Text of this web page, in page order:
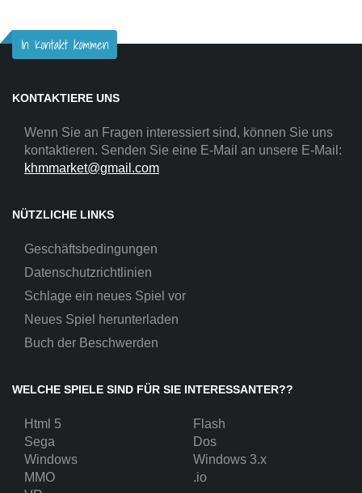
In Kontakt kommen
KONTAKTIERE UNS
Wenn Sie an Fragen interessiert sind, können Sie uns
kontaktieren. Senden Sie eine E-Mail an unsere E-Mail:
khmmarket@gmail.com
NÜTZLICHE LINKS
Geschäftsbedingungen
Datenschutzrichtlinien
Schlage ein neues Spiel vor
Neues Spiel herunterladen
Buch der Beschwerden
WELCHE SPIELE SIND FÜR SIE INTERESSANTER??
Html 5
Flash
Sega
Dos
Windows
Windows 3.x
MMO
.io